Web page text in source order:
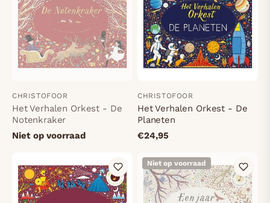
CHRISTOFOOR
Het Verhalen Orkest - De
Notenkraker
Niet op voorraad
CHRISTOFOOR
Het Verhalen Orkest - De
Planeten
€24,95
Niet op voorraad